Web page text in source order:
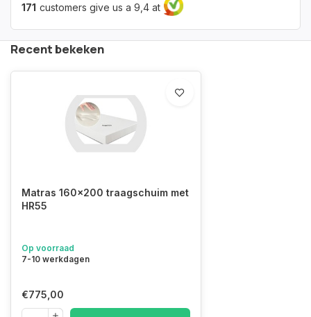
171 customers give us a 9,4 at
Recent bekeken
Matras 160x200 traagschuim met
HR55
Op voorraad
7-10 werkdagen
€775,00